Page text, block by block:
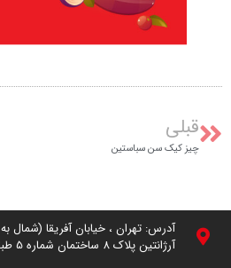
قبلی
چیز کیک سن سباستین
آدرس: تهران ، خیابان آفریقا (شمال
آرژانتین پلاک 8 ساختمان شماره 5 طبقه دوم واحد 8